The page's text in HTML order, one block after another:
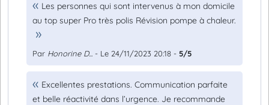
Les personnes qui sont intervenus à mon domicile
au top super Pro très polis Révision pompe à chaleur.
Par Honorine D... - Le 24/11/2023 20:18 - 5/5
Excellentes prestations. Communication parfaite
et belle réactivité dans l’urgence. Je recommande